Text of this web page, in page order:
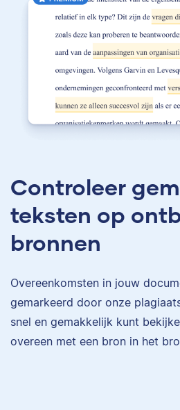
Controleer
teksten op
bronnen
Overeenkomsten in jouw
gemarkeerd door onze
snel en gemakkelijk kunt
overeen met een bron in het